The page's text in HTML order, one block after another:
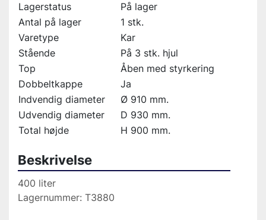
Lagerstatus
På lager
Antal på lager
1 stk.
Varetype
Kar
Stående
På 3 stk. hjul
Top
Åben med styrkering
Dobbeltkappe
Ja
Indvendig diameter
Ø 910 mm.
Udvendig diameter
D 930 mm.
Total højde
H 900 mm.
Beskrivelse
400 liter
Lagernummer: T3880